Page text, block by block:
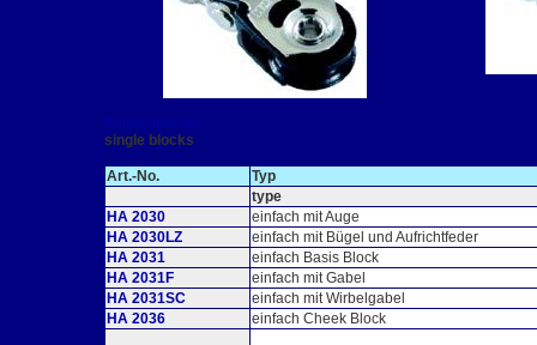
Einfachblöcke
single blocks
Art.-No.
Typ
type
HA 2030
einfach mit Auge
HA 2030LZ
einfach mit Bügel und Aufrichtfeder
HA 2031
einfach Basis Block
HA 2031F
einfach mit Gabel
HA 2031SC
einfach mit Wirbelgabel
HA 2036
einfach Cheek Block